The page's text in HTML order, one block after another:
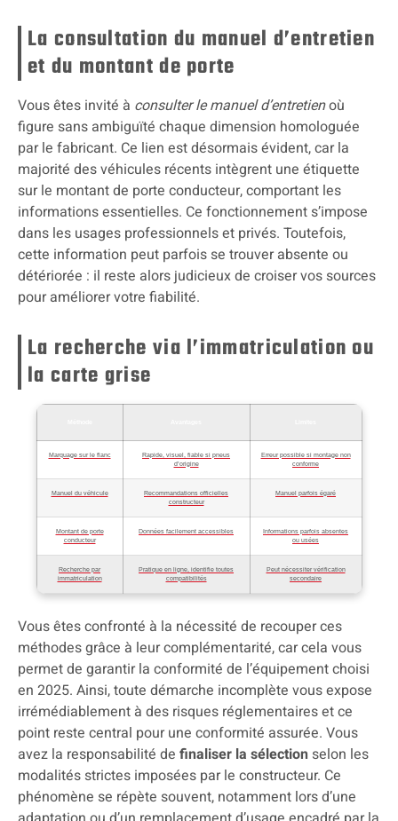
La consultation du manuel d’entretien
et du montant de porte
Vous êtes invité à consulter le manuel d’entretienoù
figure sans ambiguïté chaque dimension homologuée
par le fabricant. Ce lien est désormais évident, car la
majorité des véhicules récents intègrent une étiquette
sur le montant de porte conducteur, comportant les
informations essentielles. Ce fonctionnement s’impose
dans les usages professionnels et privés. Toutefois,
cette information peut parfois se trouver absente ou
détériorée : il reste alors judicieux de croiser vos sources
pour améliorer votre fiabilité.
La recherche via l’immatriculation ou
la carte grise
Marquage sur le flanc
Rapide, visuel, fiable si pneus
d’origine
Erreur possible si montage non
conforme
Manuel du véhicule
Recommandations officielles
constructeur
Manuel parfois égaré
Montant de porte
conducteur
Données facilement accessibles
Informations parfois absentes
ou usées
Recherche par
immatriculation
Pratique en ligne, identifie toutes
compatibilités
Peut nécessiter vérification
secondaire
Vous êtes confronté à la nécessité de recouper ces
méthodes grâce à leur complémentarité, car cela vous
permet de garantir la conformité de l’équipement choisi
en 2025. Ainsi, toute démarche incomplète vous expose
irrémédiablement à des risques réglementaires et ce
point reste central pour une conformité assurée. Vous
avez la responsabilité de finaliser la sélection selon les
modalités strictes imposées par le constructeur. Ce
phénomène se répète souvent, notamment lors d’une